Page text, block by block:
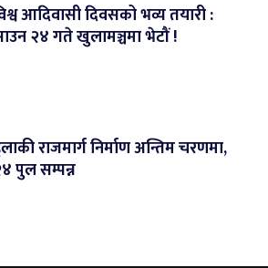
आदिवासी दिवसको भव्य तयारी :
२४ गते खुलामञ्चमा भेटौं !
राजमार्ग निर्माण अन्तिम चरणमा,
पुल सम्पन्न